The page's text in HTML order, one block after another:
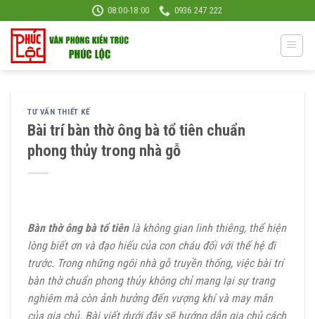
to
content
08:00-18:00 0936 247 222
TƯ VẤN THIẾT KẾ
Bài trí bàn thờ ông bà tổ tiên chuẩn
phong thủy trong nhà gỗ
Bàn thờ ông bà tổ tiênlà không gian linh thiêng, thể hiện
lòng biết ơn và đạo hiếu của con cháu đối với thế hệ đi
trước. Trong những ngôi nhà gỗ truyền thống, việc bài trí
bàn thờ chuẩn phong thủy không chỉ mang lại sự trang
nghiêm mà còn ảnh hưởng đến vượng khí và may mắn
của gia chủ. Bài viết dưới đây sẽ hướng dẫn gia chủ cách